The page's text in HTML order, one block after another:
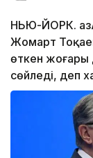
НЬЮ-ЙОРК.
Жомарт
өткен жоғары
сөйледі, деп